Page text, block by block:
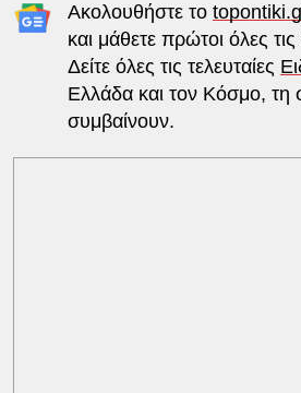
Ακολουθήστε το
και μάθετε πρώτοι όλες τις
Δείτε όλες τις τελευταίες
Ελλάδα και τον Κόσμο, τη
συμβαίνουν.